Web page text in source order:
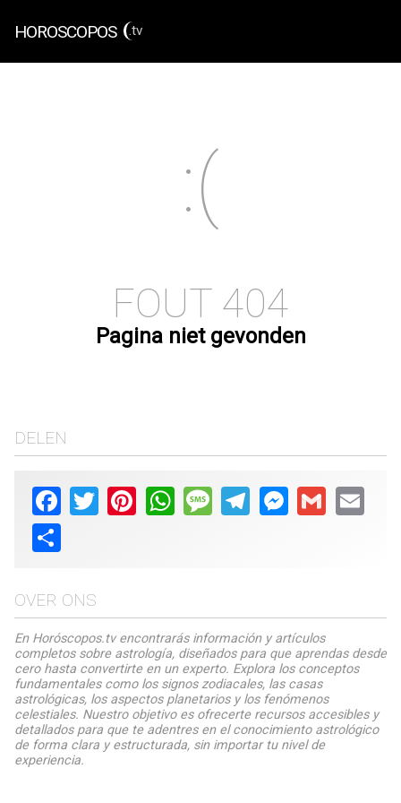
HOROSCOPOS .tv
FOUT 404
Pagina niet gevonden
DELEN
Facebook
Twitter PinterestWhatsAppMessageTelegramMessenger
Gmail Email
Share
OVER ONS
En Horóscopos.tv encontrarás información y artículos
completos sobre astrología, diseñados para que aprendas desde
cero hasta convertirte en un experto. Explora los conceptos
fundamentales como los signos zodiacales, las casas
astrológicas, los aspectos planetarios y los fenómenos
celestiales. Nuestro objetivo es ofrecerte recursos accesibles y
detallados para que te adentres en el conocimiento astrológico
de forma clara y estructurada, sin importar tu nivel de
experiencia.